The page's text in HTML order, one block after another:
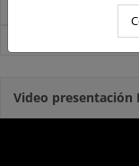
Video presentación